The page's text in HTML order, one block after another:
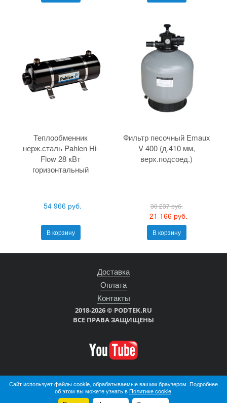
Теплообменник
нерж.сталь Pahlen Hi-
Flow 28 кВт
горизонтальный
54 966 руб.
В корзину
Фильтр песочный Emaux
V 400 (д.410 мм,
верх.подсоед.)
30 237 руб.
21 166 руб.
В корзину
Регистрация
Доставка
Оплата
Контакты
2018-2026 © PODTEK.RU
ВСЕ ПРАВА ЗАЩИЩЕНЫ
Сайт использует файлы cookie, обрабатываемые вашим браузером. Подробнее
об этом вы можете узнать вПолитике cookie.